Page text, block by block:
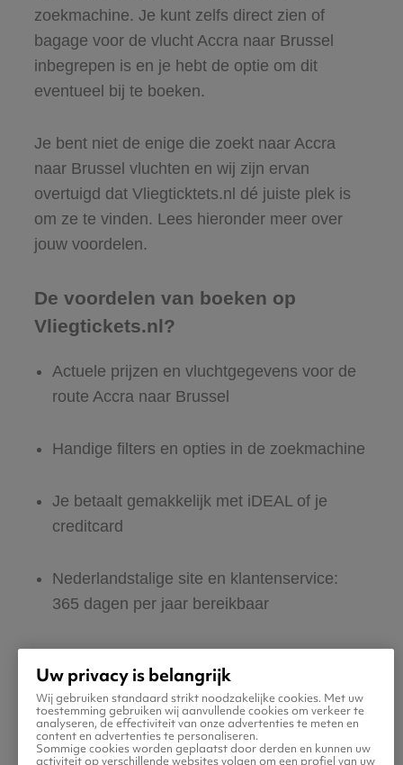
zoekmachine. Je kunt zelfs direct zien of
bagage voor de vlucht Accra naar Brussel
inbegrepen is en je hebt de optie om dit
eventueel bij te boeken.
Je bent niet de enige die zoekt naar Accra
naar Brussel vluchten en wij zijn ervan
overtuigd dat Vliegticktets.nl dé juiste plek is
om ze te vinden. Lees hieronder meer over
jouw voordelen.
De voordelen van boeken op
Vliegtickets.nl?
Actuele prijzen en vluchtgegevens voor de
route Accra naar Brussel
Handige filters en opties in de zoekmachine
Je betaalt gemakkelijk met iDEAL of je
creditcard
Nederlandstalige site en klantenservice:
365 dagen per jaar bereikbaar
Boek ook direct een hotel of huurauto voor
in Brussel
Uw privacy is belangrijk
Wij gebruiken standaard strikt noodzakelijke cookies. Met uw
toestemming gebruiken wij aanvullende cookies om verkeer te
analyseren, de effectiviteit van onze advertenties te meten en
content en advertenties te personaliseren.
Sommige cookies worden geplaatst door derden en kunnen uw
activiteit op verschillende websites volgen om een profiel van uw